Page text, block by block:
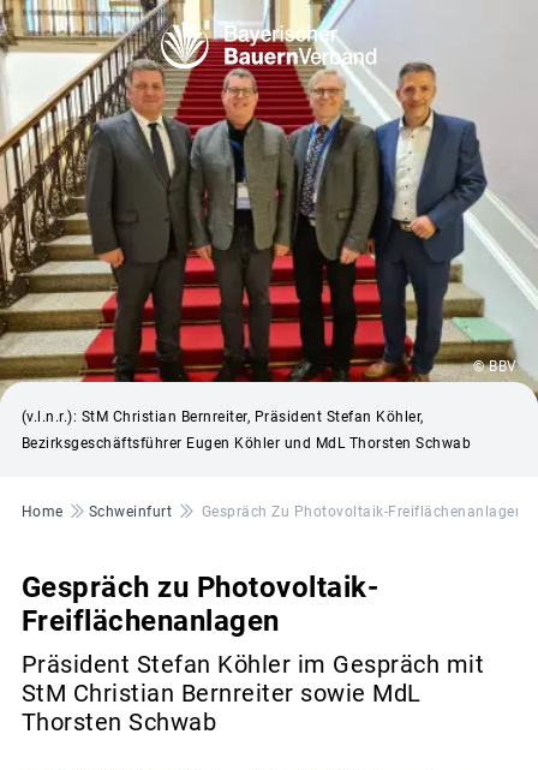
© BBV
(v.l.n.r.): StM Christian Bernreiter, Präsident Stefan Köhler,
Bezirksgeschäftsführer Eugen Köhler und MdL Thorsten Schwab
Pfadnavigation
Home Schweinfurt Gespräch Zu Photovoltaik-Freiflächenanlagen
Gespräch zu Photovoltaik-
Freiflächenanlagen
Präsident Stefan Köhler im Gespräch mit
StM Christian Bernreiter sowie MdL
Thorsten Schwab